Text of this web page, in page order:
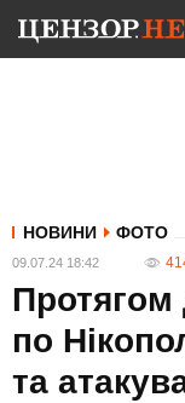
НОВИНИ ФОТО
09.07.24 18:42
Протягом
по
та